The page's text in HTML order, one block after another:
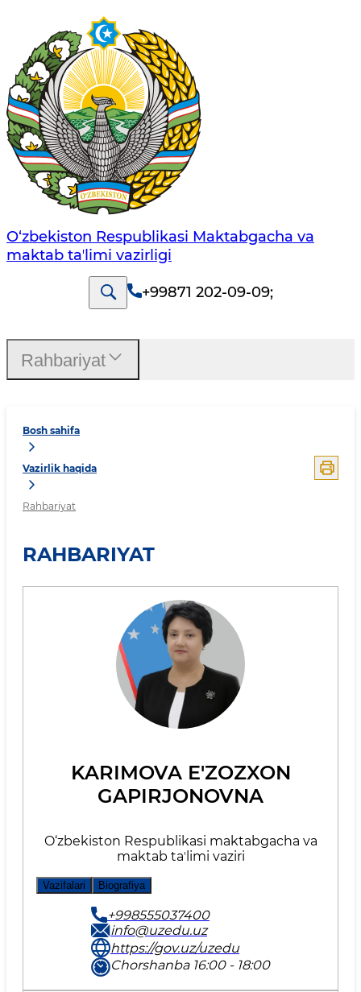
O‘zbekiston Respublikasi Maktabgacha va
maktab taʼlimi vazirligi
+99871 202-09-09;
Bosh sahifa
Vazirlik haqida
Rahbariyat
RAHBARIYAT
KARIMOVA E'ZOZXON
GAPIRJONOVNA
O‘zbekiston Respublikasi maktabgacha va
maktab taʼlimi vaziri
Vazifalari Biografiya
+998555037400
info@uzedu.uz
https://gov.uz/uzedu
Chorshanba 16:00 - 18:00
Rahbariyat